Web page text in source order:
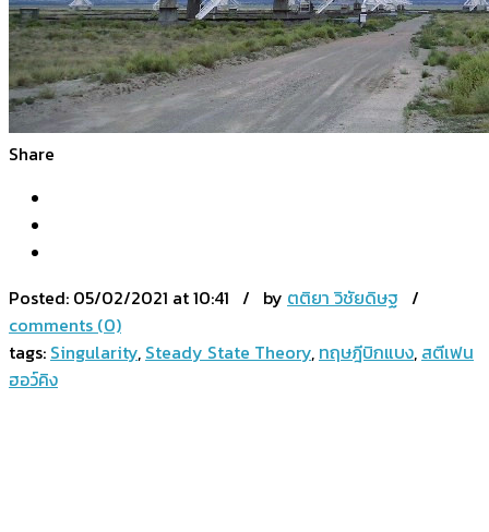
Share
Posted: 05/02/2021 at 10:41 / by ตติยา วิชัยดิษฐ /
comments (0)
tags: Singularity, Steady State Theory, ทฤษฎีบิกแบง, สตีเฟน
ฮอว์คิง